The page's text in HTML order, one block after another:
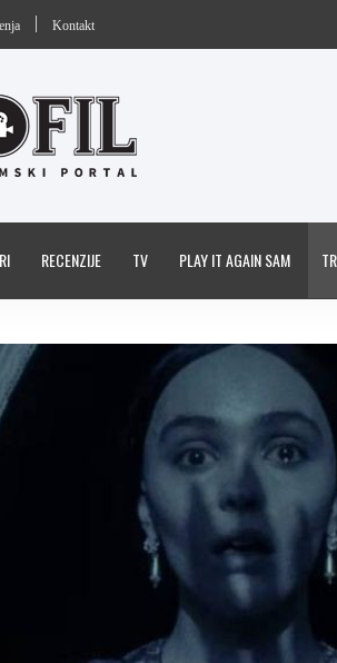
Kontakt
RECENZIJE TV PLAY IT AGAIN SAM